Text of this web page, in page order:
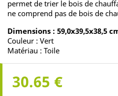
permet de trier le bois de
ne comprend pas de bois de
Dimensions : 59,0x39,5x38,5
Couleur : Vert
Matériau : Toile
30.65 €